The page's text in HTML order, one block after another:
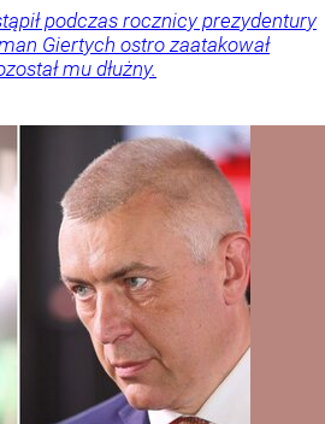
podczas rocznicy prezydentury
Giertych ostro zaatakował
mu dłużny.